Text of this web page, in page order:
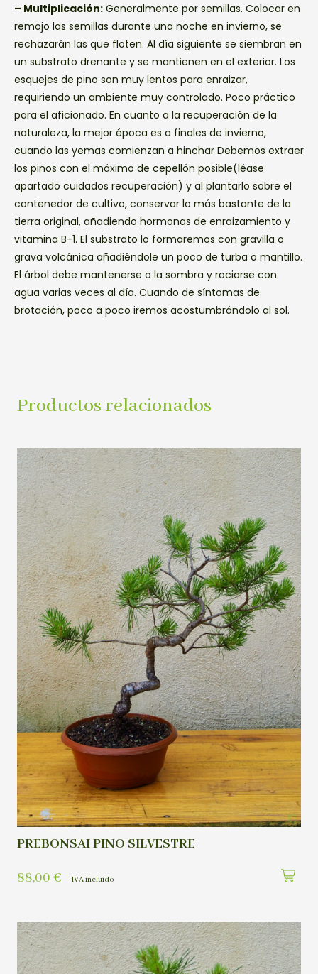
– Multiplicación: Generalmente por semillas. Colocar en
remojo las semillas durante una noche en invierno, se
rechazarán las que floten. Al día siguiente se siembran en
un substrato drenante y se mantienen en el exterior. Los
esquejes de pino son muy lentos para enraizar,
requiriendo un ambiente muy controlado. Poco práctico
para el aficionado. En cuanto a la recuperación de la
naturaleza, la mejor época es a finales de invierno,
cuando las yemas comienzan a hinchar Debemos extraer
los pinos con el máximo de cepellón posible(léase
apartado cuidados recuperación) y al plantarlo sobre el
contenedor de cultivo, conservar lo más bastante de la
tierra original, añadiendo hormonas de enraizamiento y
vitamina B-1. El substrato lo formaremos con gravilla o
grava volcánica añadiéndole un poco de turba o mantillo.
El árbol debe mantenerse a la sombra y rociarse con
agua varias veces al día. Cuando de síntomas de
brotación, poco a poco iremos acostumbrándolo al sol.
Productos relacionados
PREBONSAI PINO SILVESTRE
88,00 € IVA incluído